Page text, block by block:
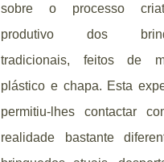
sobre o processo
produtivo dos
tradicionais, feitos de
plástico e chapa. Esta
permitiu-lhes contactar
realidade bastante